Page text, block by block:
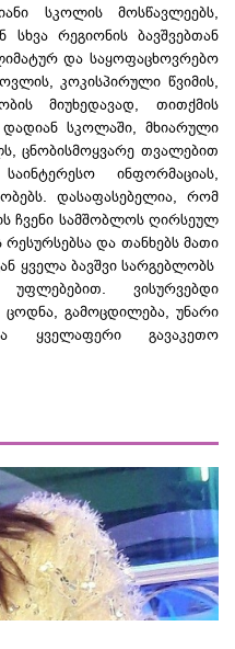
სკოლის მოსწავლეებს,
სხვა რეგიონის ბავშვებთან
და საყოფაცხოვრებო
კოკისპირული წვიმის,
მიუხედავად, თითქმის
დადიან სკოლაში, მხიარული
ცნობისმოყვარე თვალებით
ინფორმაციას,
დასაფასებელია, რომ
ჩვენი სამშობლოს ღირსეულ
და თანხებს მათი
ყველა ბავშვი სარგებლობს
ვისურვებდი
ცოდნა, გამოცდილება, უნარი
ყველაფერი გავაკეთო